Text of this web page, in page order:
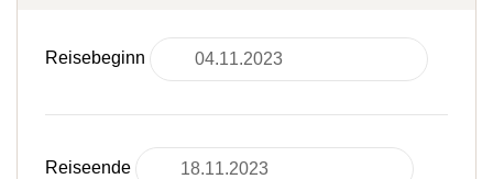
Reisebeginn
Reiseende